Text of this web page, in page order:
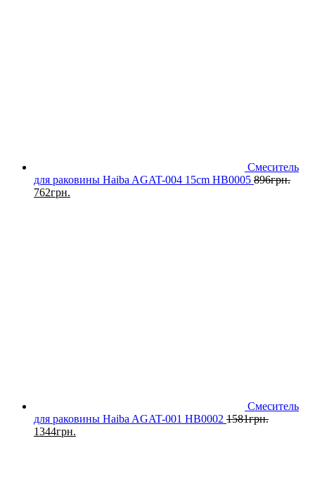
Смеситель
для раковины Haiba AGAT-004 15cm HB0005 896грн.
762грн.
Смеситель
для раковины Haiba AGAT-001 HB0002 1581грн.
1344грн.